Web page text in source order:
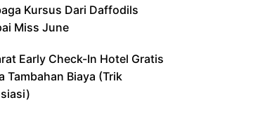
Kursus Dari Daffodils
Miss June
Early Check-In Hotel Gratis
Tambahan Biaya (Trik